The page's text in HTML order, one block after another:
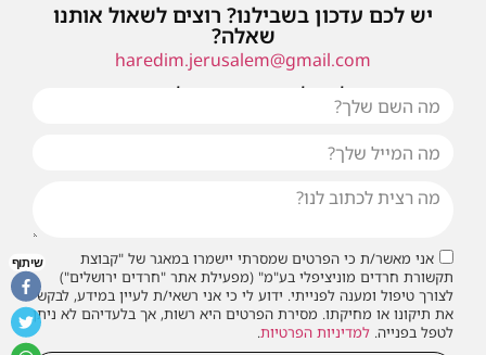
יש לכם עדכון בשבילנו? רוצים לשאול אותנו
שאלה?
haredim.jerusalem@gmail.com
או שילחו אלינו פנייה ונחזור אליכם בהקדם
אני מאשר/ת כי הפרטים שמסרתי יישמרו במאגר של "קבוצת
תקשורת חרדים מוניציפלי בע"מ" (מפעילת אתר "חרדים ירושלים")
לצורך טיפול ומענה לפנייתי. ידוע לי כי אני רשאי/ת לעיין במידע, לבקש
את תיקונו או מחיקתו. מסירת הפרטים היא רשות, אך בלעדיהם לא ניתן
לטפל בפנייה. למדיניות הפרטיות.
שיתוף